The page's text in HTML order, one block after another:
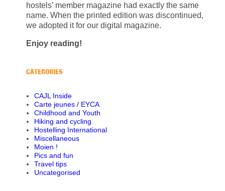
hostels’ member magazine had exactly the same
name. When the printed edition was discontinued,
we adopted it for our digital magazine.
Enjoy reading!
CATEGORIES
CAJL Inside
Carte jeunes / EYCA
Childhood and Youth
Hiking and cycling
Hostelling International
Miscellaneous
Moien !
Pics and fun
Travel tips
Uncategorised